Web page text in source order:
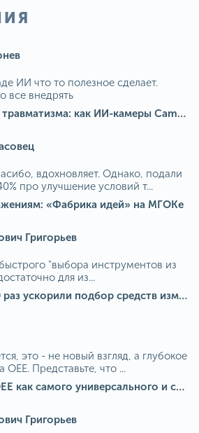
ИИ что то полезное сделает.
все внедрять
Стратегия нулевого травматизма: как ИИ-камеры Camkord снижают риск наезда на пешехода при работе на погрузчике
вдохновляет. Однако, подали
про улучшение условий т...
«Фабрика идей» на МГОКе
Григорьев
"выбора инструментов из
для из...
На ОДК-Сатурн в 30 раз ускорили подбор средств измерения для контроля качества продукции
это - не новый взгляд, а глубокое
Представьте, что ...
Алгоритм расчета ОЕЕ как самого универсального и современного показателя эффективности оборудования в мире
Григорьев